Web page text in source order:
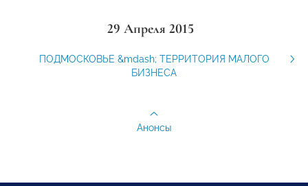
29 Апреля 2015
ПОДМОСКОВЬЕ &mdash; ТЕРРИТОРИЯ МАЛОГО
БИЗНЕСА
Анонсы